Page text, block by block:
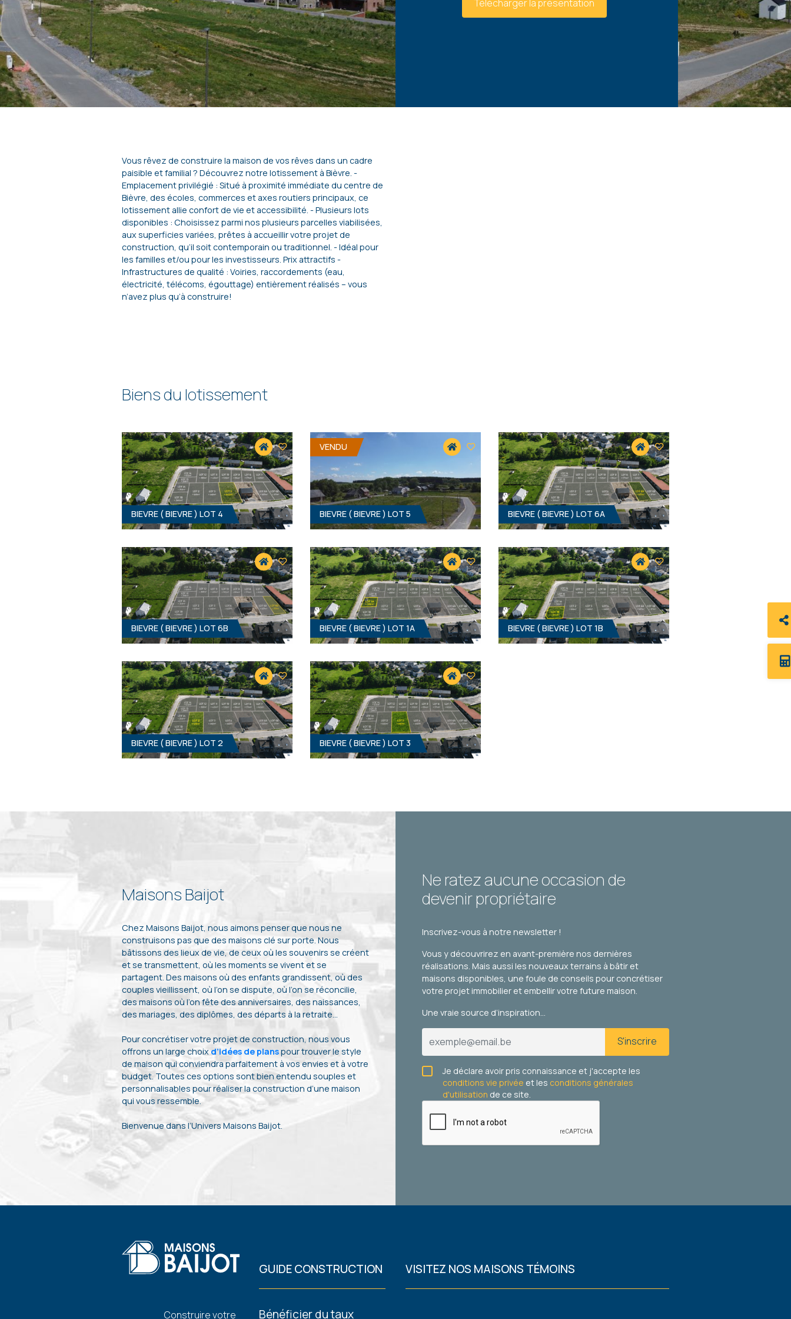
Télécharger la présentation
Vous rêvez de construire la maison de vos rêves dans un cadre
paisible et familial ? Découvrez notre lotissement à Bièvre. -
Emplacement privilégié : Situé à proximité immédiate du centre de
Bièvre, des écoles, commerces et axes routiers principaux, ce
lotissement allie confort de vie et accessibilité. - Plusieurs lots
disponibles : Choisissez parmi nos plusieurs parcelles viabilisées,
aux superficies variées, prêtes à accueillir votre projet de
construction, qu’il soit contemporain ou traditionnel. - Idéal pour
les familles et/ou pour les investisseurs. Prix attractifs -
Infrastructures de qualité : Voiries, raccordements (eau,
électricité, télécoms, égouttage) entièrement réalisés – vous
n’avez plus qu’à construire!
Biens du lotissement
448 M² - 14.00 MÈTRES À RUE
39 900 € HF*
BIEVRE ( BIEVRE ) LOT 4
498 M² - 15.84 MÈTRES À RUE
Prix sur demande
BIEVRE ( BIEVRE ) LOT 5
VENDU
BIEVRE ( BIEVRE ) LOT 6A
BIEVRE ( BIEVRE ) LOT 6B BIEVRE ( BIEVRE ) LOT 1A BIEVRE ( BIEVRE ) LOT 1B
39 900 € HF*
BIEVRE ( BIEVRE ) LOT 2
448 M² - 14.00 MÈTRES À RUE
39 900 € HF*
BIEVRE ( BIEVRE ) LOT 3
Maisons Baijot
Chez Maisons Baijot, nous aimons penser que nous ne
construisons pas que des maisons clé sur porte. Nous
bâtissons des lieux de vie, de ceux où les souvenirs se créent
et se transmettent, où les moments se vivent et se
partagent. Des maisons où des enfants grandissent, où des
couples vieillissent, où l’on se dispute, où l’on se réconcilie,
des maisons où l’on fête des anniversaires, des naissances,
des mariages, des diplômes, des départs à la retraite…
Pour concrétiser votre projet de construction, nous vous
offrons un large choixd’idées de planspour trouver le style
de maison qui conviendra parfaitement à vos envies et à votre
budget. Toutes ces options sont bien entendu souples et
personnalisables pour réaliser la construction d’une maison
qui vous ressemble.
Bienvenue dans l’Univers Maisons Baijot.
Ne ratez aucune occasion de
devenir propriétaire
Inscrivez-vous à notre newsletter !
Vous y découvrirez en avant-première nos dernières
réalisations. Mais aussi les nouveaux terrains à bâtir et
maisons disponibles, une foule de conseils pour concrétiser
votre projet immobilier et embellir votre future maison.
Une vraie source d’inspiration…
S'inscrire
Je déclare avoir pris connaissance et j'accepte les
conditions vie privée et les conditions générales
d'utilisation de ce site.
Construire votre
GUIDE CONSTRUCTION
Footer
Bénéficier du taux
VISITEZ NOS MAISONS TÉMOINS